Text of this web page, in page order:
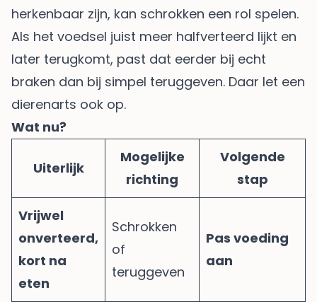
herkenbaar zijn, kan schrokken een rol spelen.
Als het voedsel juist meer halfverteerd lijkt en
later terugkomt, past dat eerder bij echt
braken dan bij simpel teruggeven. Daar let een
dierenarts ook op.
Wat nu?
Uiterlijk
Mogelijke
richting
Volgende
stap
Vrijwel
onverteerd,
kort na
eten
Schrokken
of
teruggeven
Pas voeding
aan